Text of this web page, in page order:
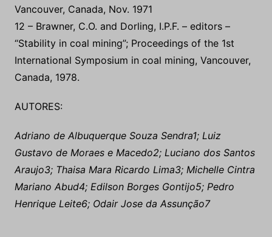
Canada, 1978.
AUTORES:
Adriano de Albuquerque Souza Sendra1; Luiz
Araujo3; Thaisa Mara Ricardo Lima3; Michelle Cintra
Henrique Leite6; Odair Jose da Assunção7
Leia Também:
Monitoramento total – Estabilidade de